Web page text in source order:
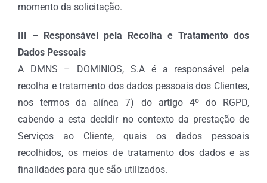
momento da solicitação.
III – Responsável pela Recolha e Tratamento dos
Dados Pessoais
A DMNS – DOMINIOS, S.A é a responsável pela
recolha e tratamento dos dados pessoais dos Clientes,
nos termos da alínea 7) do artigo 4º do RGPD,
cabendo a esta decidir no contexto da prestação de
Serviços ao Cliente, quais os dados pessoais
recolhidos, os meios de tratamento dos dados e as
finalidades para que são utilizados.